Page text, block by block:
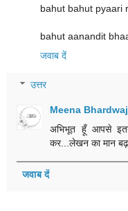
bahut bahut pyaari
bahut aanandit
जवाब दें
उत्तर
Meena Bhardwaj
अभिभूत हूँ आपसे
कर...लेखन का मान
जवाब दें